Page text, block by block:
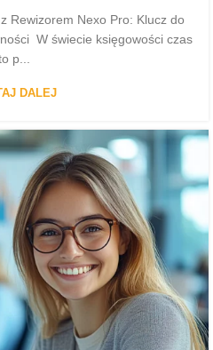
Rewizorem Nexo Pro: Klucz do
W świecie księgowości czas
p...
DALEJ